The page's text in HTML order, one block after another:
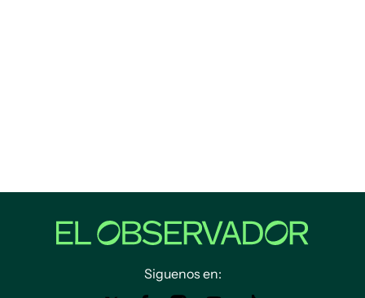
Siguenos en: